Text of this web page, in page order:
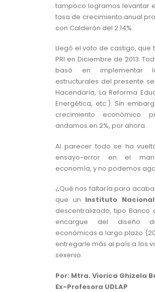
tampoco logramos levantar
tasa de crecimiento anual
con Calderón del 2.14%.
Llegó el voto de castigo, que
PRI en Diciembre de 2013.
basó en implementar
estructurales del presente
Hacendaria, La Reforma
Energética, etc.). Sin
crecimiento económico
andamos en 2%, por ahora.
Al parecer todo se ha
ensayo-error en el
economía, y no podemos
¿Qué nos faltaría para
que un Instituto
descentralizado, tipo Banco
encargue del diseño
económicas a largo plazo
entregarle más al país a los
sexenio.
Por: Mtra. Viorica Ghizela
Ex-Profesora UDLAP